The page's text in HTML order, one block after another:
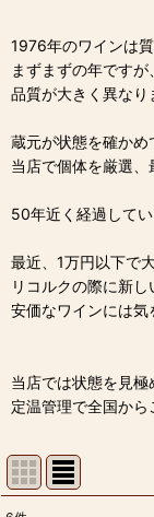
1976年のワインは
まずまずの年です
品質が大きく異なり
蔵元が状態を確かめ
当店で個体を厳選、
50年近く経過してい
最近、1万円以下で
リコルクの際に新
安価なワインには気
当店では状態を見
定温管理で全国から